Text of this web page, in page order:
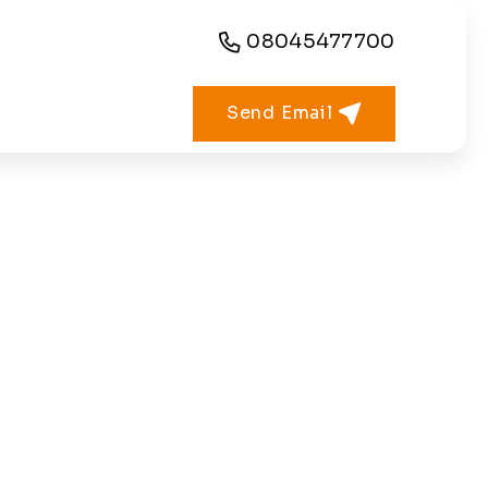
08045477700
Send Email